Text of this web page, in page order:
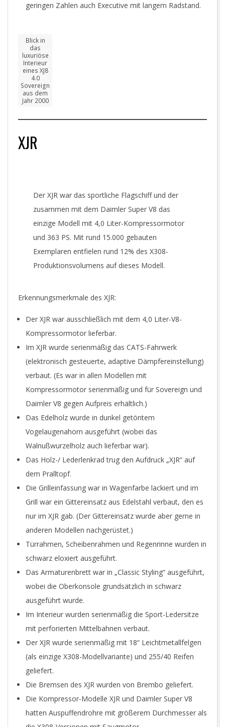
geringen Zahlen auch Executive mit langem Radstand.
Blick in
das
luxuriöse
Interieur
eines XJ8
4.0
Sovereign
aus dem
Jahr 2000
XJR
Der XJR war das sportliche Flagschiff und der
zusammen mit dem Daimler Super V8 das
einzige Modell mit 4,0 Liter-Kompressormotor
und 363 PS. Mit rund 15.000 gebauten
Exemplaren entfielen rund 12% des X308-
Produktionsvolumens auf dieses Modell.
Erkennungsmerkmale des XJR:
Der XJR war ausschließlich mit dem 4,0 Liter-V8-
Kompressormotor lieferbar.
Im XJR wurde serienmäßig das CATS-Fahrwerk
(elektronisch gesteuerte, adaptive Dämpfereinstellung)
verbaut. (Es war in allen Modellen mit
Kompressormotor serienmäßig und für Sovereign und
Daimler V8 gegen Aufpreis erhältlich.)
Das Edelholz wurde in dunkel getöntem
Vogelaugenahorn ausgeführt (wobei das
Walnußwurzelholz auch lieferbar war).
Das Holz-/ Lederlenkrad trug den Aufdruck „XJR“ auf
dem Pralltopf.
Die Grilleinfassung war in Wagenfarbe lackiert und im
Grill war ein Gittereinsatz aus Edelstahl verbaut, den es
nur im XJR gab. (Der Gittereinsatz wurde aber gerne in
anderen Modellen nachgerüstet.)
Türrahmen, Scheibenrahmen und Regenrinne wurden in
schwarz eloxiert ausgeführt.
Das Armaturenbrett war in „Classic Styling“ ausgeführt,
wobei die Oberkonsole grundsätzlich in schwarz
ausgeführt wurde.
Im Interieur wurden serienmäßig die Sport-Ledersitze
mit perforierten Mittelbahnen verbaut.
Der XJR wurde serienmäßig mit 18“ Leichtmetallfelgen
(als einzige X308-Modellvariante) und 255/40 Reifen
geliefert.
Die Bremsen des XJR wurden von Brembo geliefert.
Die Kompressor-Modelle XJR und Daimler Super V8
hatten Auspuffendrohre mit größerem Durchmesser als